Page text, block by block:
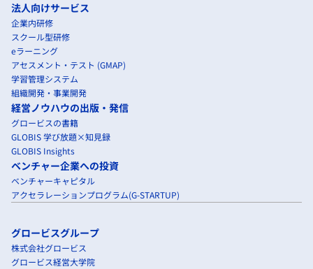
法人向けサービス
企業内研修
スクール型研修
eラーニング
アセスメント・テスト (GMAP)
学習管理システム
組織開発・事業開発
経営ノウハウの出版・発信
グロービスの書籍
GLOBIS 学び放題×知見録
GLOBIS Insights
ベンチャー企業への投資
ベンチャーキャピタル
アクセラレーションプログラム(G-STARTUP)
グロービスグループ
株式会社グロービス
グロービス経営大学院